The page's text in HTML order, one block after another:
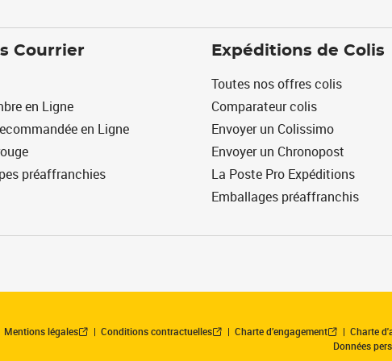
Courrier
en Ligne
en Ligne
préaffranchies
Expéditions de Colis
Toutes nos offres colis
Comparateur colis
Envoyer un Colissimo
Envoyer un Chronopost
La Poste Pro Expéditions
Emballages préaffranchis
Mentions légales Conditions contractuelles Charte d’engagement Charte
Données